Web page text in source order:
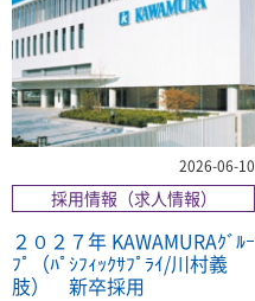
2026-06-10
採用情報（求人情報）
２０２７年 KAWAMURAｸﾞﾙｰ
ﾌﾟ（ﾊﾟｼﾌｨｯｸｻﾌﾟﾗｲ/川村義
肢） 新卒採用